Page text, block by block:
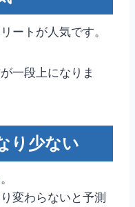
ートが人気です。
一段上になりま
り少ない
変わらないと予測